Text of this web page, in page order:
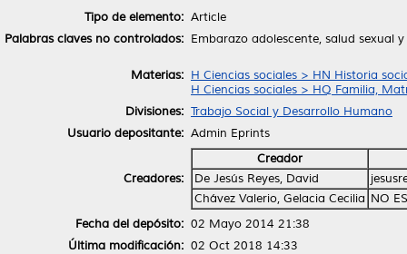
Tipo de elemento: Article
Palabras claves no controlados: Embarazo adolescente, salud sexual
Materias: H Ciencias sociales > HN Historia
H Ciencias sociales > HQ Familia,
Divisiones: Trabajo Social y Desarrollo Humano
Usuario depositante: Admin Eprints
Creadores:
Creador
De Jesús Reyes, David
Chávez Valerio, Gelacia Cecilia NO
Fecha del depósito: 02 Mayo 2014 21:38
Última modificación: 02 Oct 2018 14:33